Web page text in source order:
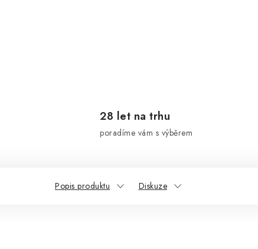
28 let na trhu
poradíme vám s výběrem
Popis produktu Diskuze